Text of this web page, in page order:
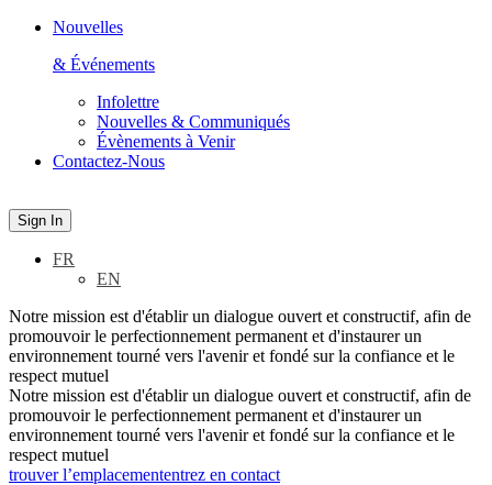
Nouvelles
& Événements
Infolettre
Nouvelles & Communiqués
Évènements à Venir
Contactez-Nous
Sign In
FR
EN
Notre mission est d'établir un dialogue ouvert et constructif, afin de
promouvoir le perfectionnement permanent et d'instaurer un
environnement tourné vers l'avenir et fondé sur la confiance et le
respect mutuel
Notre mission est d'établir un dialogue ouvert et constructif, afin de
promouvoir le perfectionnement permanent et d'instaurer un
environnement tourné vers l'avenir et fondé sur la confiance et le
respect mutuel
trouver l’emplacemententrez en contact